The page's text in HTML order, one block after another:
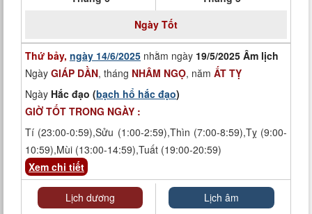
Ngày Tốt
Thứ bảy, ngày 14/6/2025 nhằm ngày 19/5/2025 Âm lịch
Ngày GIÁP DẦN, tháng NHÂM NGỌ, năm ẤT TỴ
Ngày Hắc đạo (bạch hổ hắc đạo)
GIỜ TỐT TRONG NGÀY :
Tí (23:00-0:59),Sửu (1:00-2:59),Thìn (7:00-8:59),Tỵ (9:00-
10:59),Mùi (13:00-14:59),Tuất (19:00-20:59)
Xem chi tiết
Lịch dương Lịch âm